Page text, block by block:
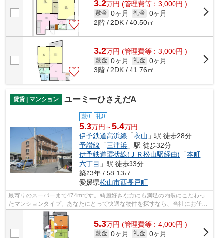
3.2万円 (管理費等：3,000円 )
敷金 0ヶ月 礼金 0ヶ月
2階 / 2DK / 40.50㎡
3.2万円 (管理費等：3,000円 )
敷金 0ヶ月 礼金 0ヶ月
3階 / 2DK / 41.76㎡
賃貸 | マンション ユーミーひさえだA
敷0 礼0
5.3万円～5.4万円
伊予鉄道高浜線 「衣山 」駅 徒歩28分
予讃線 「三津浜 」駅 徒歩32分
伊予鉄道環状線(ＪＲ松山駅経由) 「本町
六丁目 」駅 徒歩33分
築23年 / 58.13㎡
愛媛県松山市西長戸町
最寄りのスーパーまで474mです。綺麗好きな方にも満足の内装にこだわっ
たマンションタイプ。あなたにとって快適な物件を探すなら、当社にお任せ
下さい。当社は、お客様のライフスタイ...
5.3万円 (管理費等：4,000円 )
敷金 0ヶ月 礼金 0ヶ月